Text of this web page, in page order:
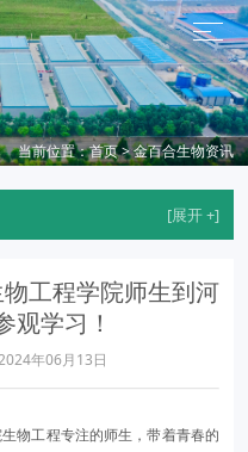
当前位置：首页>金百合生物资讯
工程学院师生到河
观学习！
年06月13日
物工程专注的师生，带着青春的